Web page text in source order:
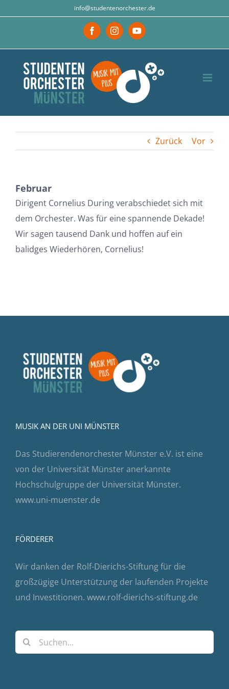
info@studentenorchester.de
FacebookInstagramYouTube
Zurück Vor
Februar
Dirigent Cornelius During verabschiedet sich mit
dem Orchester. Was für eine spannende Dekade!
Wir sagen tausend Dank und hoffen auf ein
balidges Wiederhören, Cornelius!
MUSIK AN DER UNI MÜNSTER
Das Studierendenorchester Münster e.V. ist eine
von der Universität Münster anerkannte
Hochschulgruppe der Universität Münster.
www.uni-muenster.de
FÖRDERER
Wir danken der Rolf-Dierichs-Stiftung für die
großzügige Unterstützung der laufenden Projekte
und Investitionen. www.rolf-dierichs-stiftung.de
Suche
nach: